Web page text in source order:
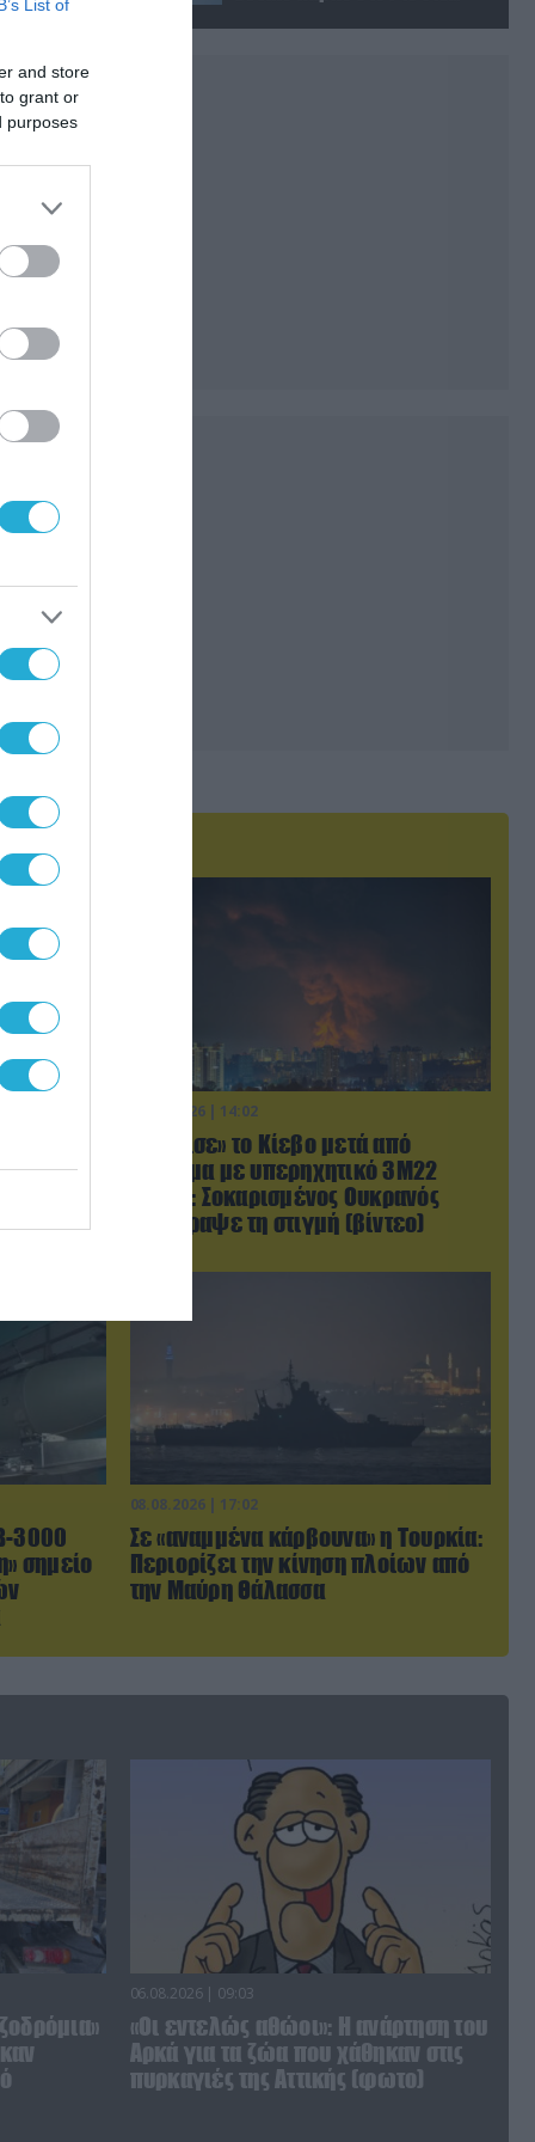
List of
and store
grant or
purposes
θα
08.08.2026 | 14:02
«Φώτισε» το Κίεβο μετά από
χτύπημα με υπερηχητικό 3M22
Zircon: Σοκαρισμένος Ουκρανός
κατέγραψε τη στιγμή (βίντεο)
3000
σημείο
08.08.2026 | 17:02
Σε «αναμμένα κάρβουνα» η Τουρκία:
Περιορίζει την κίνηση πλοίων από
την Μαύρη Θάλασσα
06.08.2026 | 09:03
«Οι εντελώς αθώοι»: Η ανάρτηση του
Αρκά για τα ζώα που χάθηκαν στις
πυρκαγιές της Αττικής (φωτο)